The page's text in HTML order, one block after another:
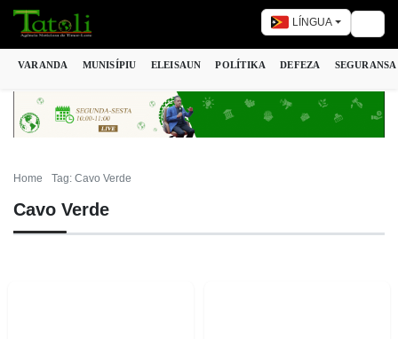
LÍNGUA
VARANDA MUNISÍPIU ELEISAUN POLÍTIKA DEFEZA SEGURANSA
Home Tag: Cavo Verde
Cavo Verde